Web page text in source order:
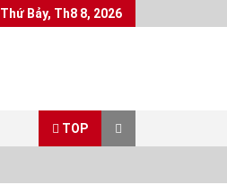
Thứ Bảy, Th8 8, 2026
TOP